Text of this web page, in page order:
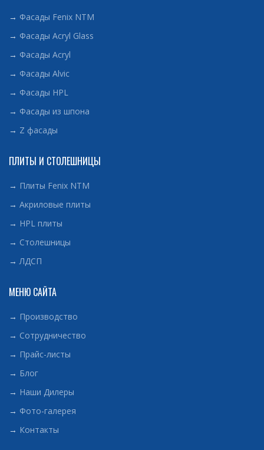
→ Фасады Fenix NTM
→ Фасады Acryl Glass
→ Фасады Acryl
→ Фасады Alvic
→ Фасады HPL
→ Фасады из шпона
→ Z фасады
ПЛИТЫ И СТОЛЕШНИЦЫ
→ Плиты Fenix NTM
→ Акриловые плиты
→ HPL плиты
→ Столешницы
→ ЛДСП
МЕНЮ САЙТА
→ Производство
→ Сотрудничество
→ Прайс-листы
→ Блог
→ Наши Дилеры
→ Фото-галерея
→ Контакты